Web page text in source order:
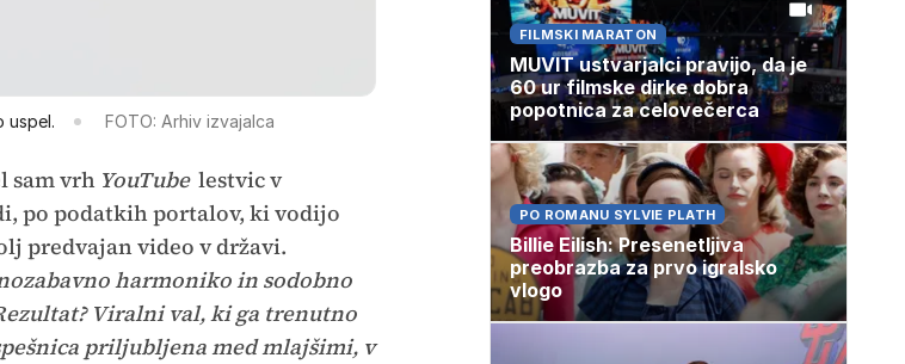
uspel. FOTO: Arhiv izvajalca
sam vrhYouTube lestvic v
po podatkih portalov, ki vodijo
predvajan video v državi.
harmoniko in sodobno
Viralni val, ki ga trenutno
priljubljena med mlajšimi, v
FILMSKI MARATON
MUVIT ustvarjalci pravijo, da je
60 ur filmske dirke dobra
popotnica za celovečerca
PO ROMANU SYLVIE PLATH
Billie Eilish: Presenetljiva
preobrazba za prvo igralsko
vlogo